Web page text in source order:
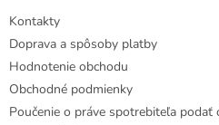
Kontakty
Doprava a spôsoby platby
Hodnotenie obchodu
Obchodné podmienky
Poučenie o práve spotrebiteľa